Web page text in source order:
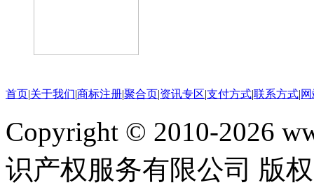
首页|关于我们|商标注册|聚合页|资讯专区|支付方式|联系方式|
Copyright © 2010-2026
识产权服务有限公司 版